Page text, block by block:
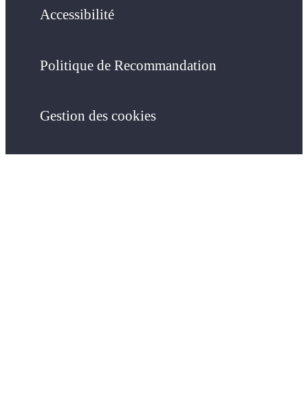
Accessibilité
Politique de Recommandation
Gestion des cookies